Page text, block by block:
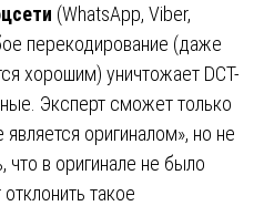
(WhatsApp, Viber,
перекодирование (даже
хорошим) уничтожает DCT-
Эксперт сможет только
является оригиналом», но не
в оригинале не было
такое